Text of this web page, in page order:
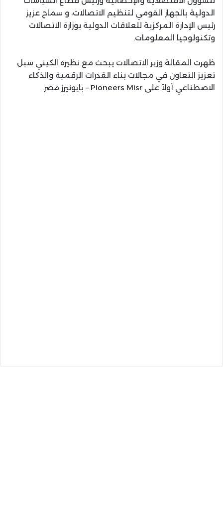
الدولية بالجهاز القومي لتنظيم الاتصالات، و سماح عزيز
رئيس الإدارة المركزية للعلاقات الدولية بوزارة الاتصالات
وتكنولوجيا المعلومات.
ظهرت المقالة وزير الاتصالات يبحث مع نظيره الكيني سبل
تعزيز التعاون في مجالات بناء القدرات الرقمية والذكاء
الاصطناعي أولاً على Pioneers Misr – بايونيرز مصر.